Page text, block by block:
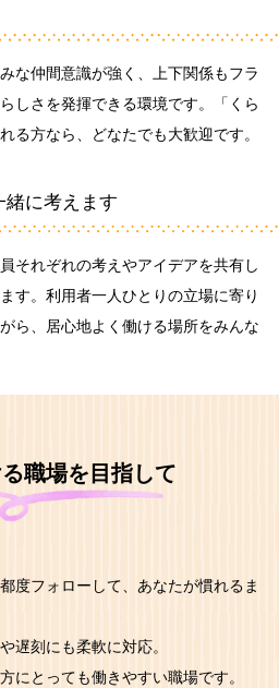
な仲間意識が強く、上下関係もフラ
しさを発揮できる環境です。「くら
る方なら、どなたでも大歓迎です。
緒に考えます
それぞれの考えやアイデアを共有し
す。利用者一人ひとりの立場に寄り
ら、居心地よく働ける場所をみんな
職場を目指して
度フォローして、あなたが慣れるま
遅刻にも柔軟に対応。
にとっても働きやすい職場です。